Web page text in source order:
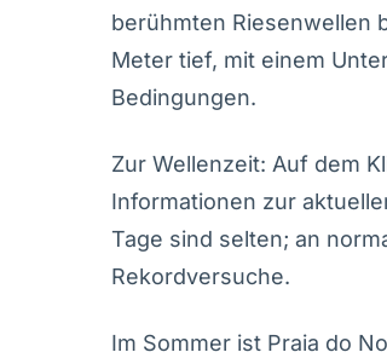
berühmten Riesenwellen
Meter tief, mit einem
Bedingungen.
Zur Wellenzeit: Auf dem
Informationen zur
Tage sind selten; an
Rekordversuche.
Im Sommer ist Praia do